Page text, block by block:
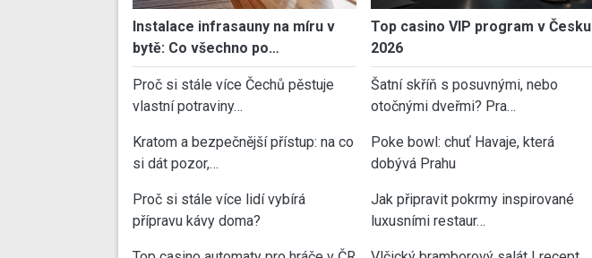
Instalace infrasauny na míru v
bytě: Co všechno po…
Proč si stále více Čechů pěstuje
vlastní potraviny…
Kratom a bezpečnější přístup: na co
si dát pozor,…
Proč si stále více lidí vybírá
přípravu kávy doma?
Top casino VIP program v Česku
2026
Šatní skříň s posuvnými, nebo
otočnými dveřmi? Pra…
Poke bowl: chuť Havaje, která
dobývá Prahu
Jak připravit pokrmy inspirované
luxusními restaur…